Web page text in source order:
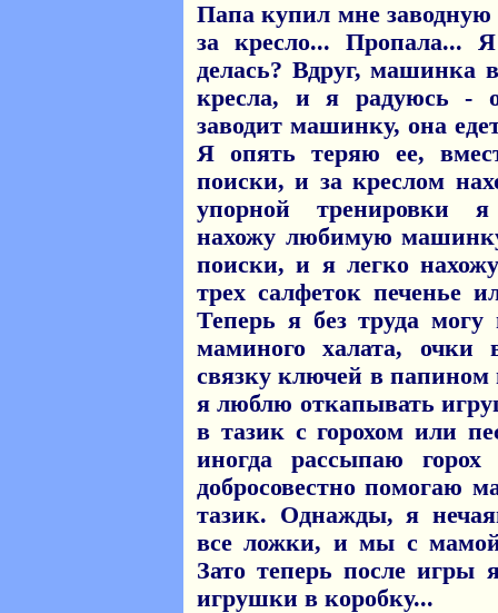
Папа купил мне
за кресло... Пропала...
делась? Вдруг, машинка
кресла, и я радуюсь -
заводит машинку, она
Я опять теряю ее,
поиски, и за креслом
упорной тренировки я
нахожу любимую
поиски, и я легко
трех салфеток печенье
Теперь я без труда
маминого халата,
связку ключей в папином
я люблю откапывать
в тазик с горохом или
иногда рассыпаю
добросовестно помогаю
тазик. Однажды, я
все ложки, и мы с мамой
Зато теперь после игры
игрушки в коробку...